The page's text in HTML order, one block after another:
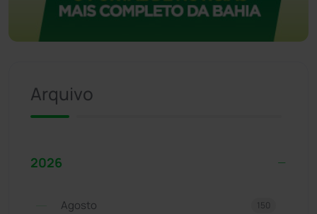
Arquivo
2026
Agosto 150